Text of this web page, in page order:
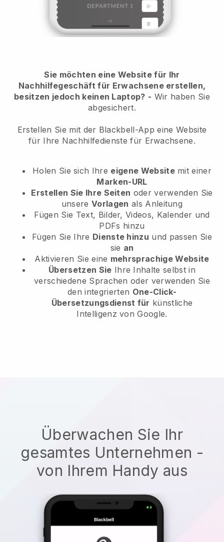
Sie möchten eine Website für Ihr
Nachhilfegeschäft für Erwachsene erstellen,
besitzen jedoch keinen Laptop? - Wir haben Sie
abgesichert.
Erstellen Sie mit der Blackbell-App eine Website
für Ihre Nachhilfedienste für Erwachsene.
Holen Sie sich Ihre eigene Websitemit einer
Marken-URL
Erstellen Sie Ihre Seiten oder verwenden Sie
unsereVorlagen als Anleitung
Fügen Sie Text, Bilder, Videos, Kalender und
PDFs hinzu
Fügen Sie Ihre Dienste hinzu und passen Sie
sie an
Aktivieren Sie eine mehrsprachige Website
Übersetzen Sie Ihre Inhalte selbst in
verschiedene Sprachen oder verwenden Sie
den integrierten One-Click-
Übersetzungsdienst für künstliche
Intelligenz von Google.
Überwachen Sie Ihr
gesamtes Unternehmen -
von Ihrem Handy aus